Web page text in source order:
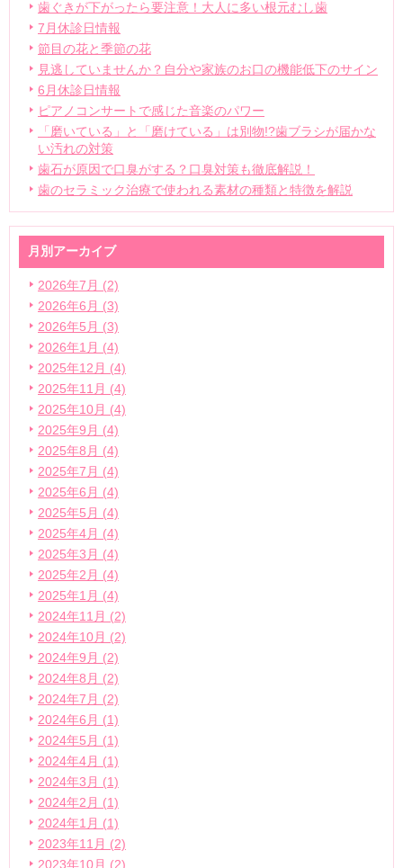
歯ぐきが下がったら要注意！大人に多い根元むし歯
7月休診日情報
節目の花と季節の花
見逃していませんか？自分や家族のお口の機能低下のサイン
6月休診日情報
ピアノコンサートで感じた音楽のパワー
「磨いている」と「磨けている」は別物!?歯ブラシが届かな
い汚れの対策
歯石が原因で口臭がする？口臭対策も徹底解説！
歯のセラミック治療で使われる素材の種類と特徴を解説
月別アーカイブ
2026年7月 (2)
2026年6月 (3)
2026年5月 (3)
2026年1月 (4)
2025年12月 (4)
2025年11月 (4)
2025年10月 (4)
2025年9月 (4)
2025年8月 (4)
2025年7月 (4)
2025年6月 (4)
2025年5月 (4)
2025年4月 (4)
2025年3月 (4)
2025年2月 (4)
2025年1月 (4)
2024年11月 (2)
2024年10月 (2)
2024年9月 (2)
2024年8月 (2)
2024年7月 (2)
2024年6月 (1)
2024年5月 (1)
2024年4月 (1)
2024年3月 (1)
2024年2月 (1)
2024年1月 (1)
2023年11月 (2)
2023年10月 (2)